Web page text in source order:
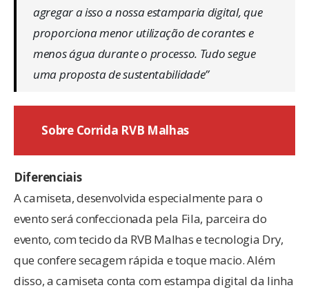
agregar a isso a nossa estamparia digital, que
proporciona menor utilização de corantes e
menos água durante o processo. Tudo segue
uma proposta de sustentabilidade”
Sobre Corrida RVB Malhas
Diferenciais
A camiseta, desenvolvida especialmente para o
evento será confeccionada pela Fila, parceira do
evento, com tecido da RVB Malhas e tecnologia Dry,
que confere secagem rápida e toque macio. Além
disso, a camiseta conta com estampa digital da linha